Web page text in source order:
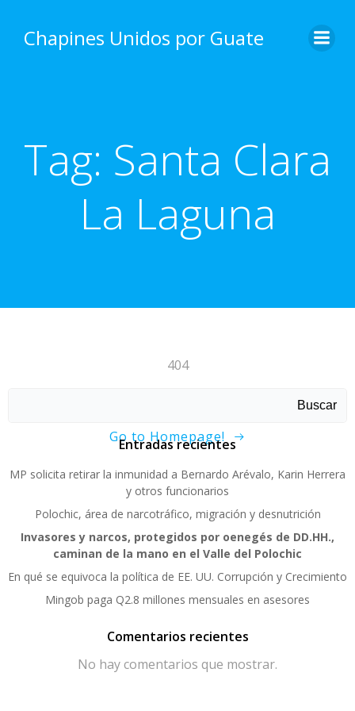
content
Chapines Unidos por Guate
Tag: Santa Clara
La Laguna
404
Go to Homepage!
Buscar
Entradas recientes
MP solicita retirar la inmunidad a Bernardo Arévalo, Karin Herrera
y otros funcionarios
Polochic, área de narcotráfico, migración y desnutrición
Invasores y narcos, protegidos por oenegés de DD.HH.,
caminan de la mano en el Valle del Polochic
En qué se equivoca la política de EE. UU. Corrupción y Crecimiento
Mingob paga Q2.8 millones mensuales en asesores
Comentarios recientes
No hay comentarios que mostrar.